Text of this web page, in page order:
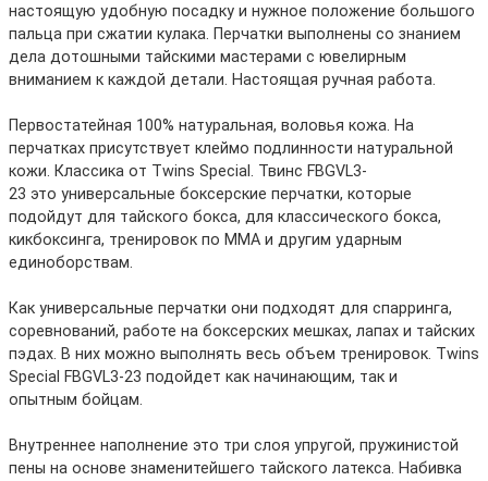
настоящую удобную посадку и нужное положение большого
пальца при сжатии кулака. Перчатки выполнены со знанием
дела дотошными тайскими мастерами с ювелирным
вниманием к каждой детали. Настоящая ручная работа.
Первостатейная 100% натуральная, воловья кожа. На
перчатках присутствует клеймо подлинности натуральной
кожи. Классика от Twins Special. Твинс FBGVL3-
23 это универсальные боксерские перчатки, которые
подойдут для тайского бокса, для классического бокса,
кикбоксинга, тренировок по ММА и другим ударным
единоборствам.
Как универсальные перчатки они подходят для спарринга,
соревнований, работе на боксерских мешках, лапах и тайских
пэдах. В них можно выполнять весь объем тренировок. Twins
Special FBGVL3-23 подойдет как начинающим, так и
опытным бойцам.
Внутреннее наполнение это три слоя упругой, пружинистой
пены на основе знаменитейшего тайского латекса. Набивка